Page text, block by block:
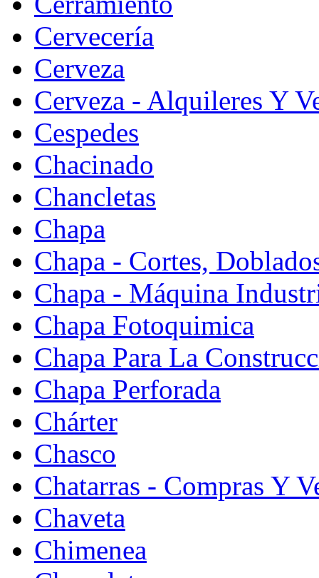
Cervecería
Cerveza
Cerveza - Alquileres Y
Cespedes
Chacinado
Chancletas
Chapa
Chapa - Cortes,
Chapa - Máquina
Chapa Fotoquimica
Chapa Para La
Chapa Perforada
Chárter
Chasco
Chatarras - Compras Y
Chaveta
Chimenea